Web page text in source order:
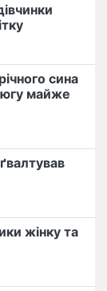
сина
майже
жінку та